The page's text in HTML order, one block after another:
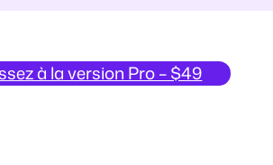
à la version Pro – $49